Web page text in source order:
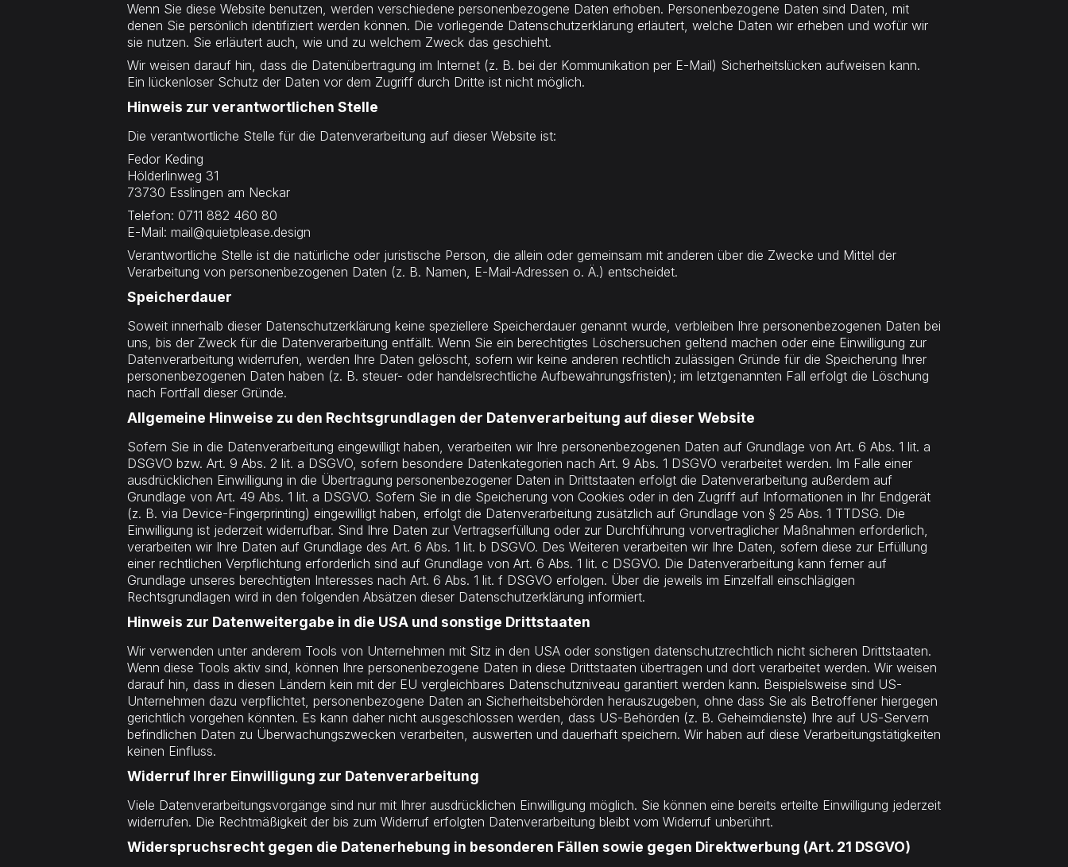
Wenn Sie diese Website benutzen, werden verschiedene personenbezogene Daten erhoben. Personenbezogene Daten sind Daten, mit
denen Sie persönlich identifiziert werden können. Die vorliegende Datenschutzerklärung erläutert, welche Daten wir erheben und wofür wir
sie nutzen. Sie erläutert auch, wie und zu welchem Zweck das geschieht.
Wir weisen darauf hin, dass die Datenübertragung im Internet (z. B. bei der Kommunikation per E-Mail) Sicherheitslücken aufweisen kann.
Ein lückenloser Schutz der Daten vor dem Zugriff durch Dritte ist nicht möglich.
Hinweis zur verantwortlichen Stelle
Die verantwortliche Stelle für die Datenverarbeitung auf dieser Website ist:
Fedor Keding
Hölderlinweg 31
73730 Esslingen am Neckar
Telefon: 0711 882 460 80
E-Mail: mail@quietplease.design
Verantwortliche Stelle ist die natürliche oder juristische Person, die allein oder gemeinsam mit anderen über die Zwecke und Mittel der
Verarbeitung von personenbezogenen Daten (z. B. Namen, E-Mail-Adressen o. Ä.) entscheidet.
Speicherdauer
Soweit innerhalb dieser Datenschutzerklärung keine speziellere Speicherdauer genannt wurde, verbleiben Ihre personenbezogenen Daten bei
uns, bis der Zweck für die Datenverarbeitung entfällt. Wenn Sie ein berechtigtes Löschersuchen geltend machen oder eine Einwilligung zur
Datenverarbeitung widerrufen, werden Ihre Daten gelöscht, sofern wir keine anderen rechtlich zulässigen Gründe für die Speicherung Ihrer
personenbezogenen Daten haben (z. B. steuer- oder handelsrechtliche Aufbewahrungsfristen); im letztgenannten Fall erfolgt die Löschung
nach Fortfall dieser Gründe.
Allgemeine Hinweise zu den Rechtsgrundlagen der Datenverarbeitung auf dieser Website
Sofern Sie in die Datenverarbeitung eingewilligt haben, verarbeiten wir Ihre personenbezogenen Daten auf Grundlage von Art. 6 Abs. 1 lit. a
DSGVO bzw. Art. 9 Abs. 2 lit. a DSGVO, sofern besondere Datenkategorien nach Art. 9 Abs. 1 DSGVO verarbeitet werden. Im Falle einer
ausdrücklichen Einwilligung in die Übertragung personenbezogener Daten in Drittstaaten erfolgt die Datenverarbeitung außerdem auf
Grundlage von Art. 49 Abs. 1 lit. a DSGVO. Sofern Sie in die Speicherung von Cookies oder in den Zugriff auf Informationen in Ihr Endgerät
(z. B. via Device-Fingerprinting) eingewilligt haben, erfolgt die Datenverarbeitung zusätzlich auf Grundlage von § 25 Abs. 1 TTDSG. Die
Einwilligung ist jederzeit widerrufbar. Sind Ihre Daten zur Vertragserfüllung oder zur Durchführung vorvertraglicher Maßnahmen erforderlich,
verarbeiten wir Ihre Daten auf Grundlage des Art. 6 Abs. 1 lit. b DSGVO. Des Weiteren verarbeiten wir Ihre Daten, sofern diese zur Erfüllung
einer rechtlichen Verpflichtung erforderlich sind auf Grundlage von Art. 6 Abs. 1 lit. c DSGVO. Die Datenverarbeitung kann ferner auf
Grundlage unseres berechtigten Interesses nach Art. 6 Abs. 1 lit. f DSGVO erfolgen. Über die jeweils im Einzelfall einschlägigen
Rechtsgrundlagen wird in den folgenden Absätzen dieser Datenschutzerklärung informiert.
Hinweis zur Datenweitergabe in die USA und sonstige Drittstaaten
Wir verwenden unter anderem Tools von Unternehmen mit Sitz in den USA oder sonstigen datenschutzrechtlich nicht sicheren Drittstaaten.
Wenn diese Tools aktiv sind, können Ihre personenbezogene Daten in diese Drittstaaten übertragen und dort verarbeitet werden. Wir weisen
darauf hin, dass in diesen Ländern kein mit der EU vergleichbares Datenschutzniveau garantiert werden kann. Beispielsweise sind US-
Unternehmen dazu verpflichtet, personenbezogene Daten an Sicherheitsbehörden herauszugeben, ohne dass Sie als Betroffener hiergegen
gerichtlich vorgehen könnten. Es kann daher nicht ausgeschlossen werden, dass US-Behörden (z. B. Geheimdienste) Ihre auf US-Servern
befindlichen Daten zu Überwachungszwecken verarbeiten, auswerten und dauerhaft speichern. Wir haben auf diese Verarbeitungstätigkeiten
keinen Einfluss.
Widerruf Ihrer Einwilligung zur Datenverarbeitung
Viele Datenverarbeitungsvorgänge sind nur mit Ihrer ausdrücklichen Einwilligung möglich. Sie können eine bereits erteilte Einwilligung jederzeit
widerrufen. Die Rechtmäßigkeit der bis zum Widerruf erfolgten Datenverarbeitung bleibt vom Widerruf unberührt.
Widerspruchsrecht gegen die Datenerhebung in besonderen Fällen sowie gegen Direktwerbung (Art. 21 DSGVO)